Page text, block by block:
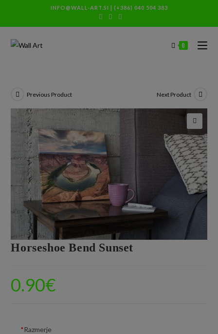
INFO@WALL-ART.SI | (+386) 040 504 383
0
Previous Product Next Product
🔍
Horseshoe Bend Sunset
0.90€
*Razmerje